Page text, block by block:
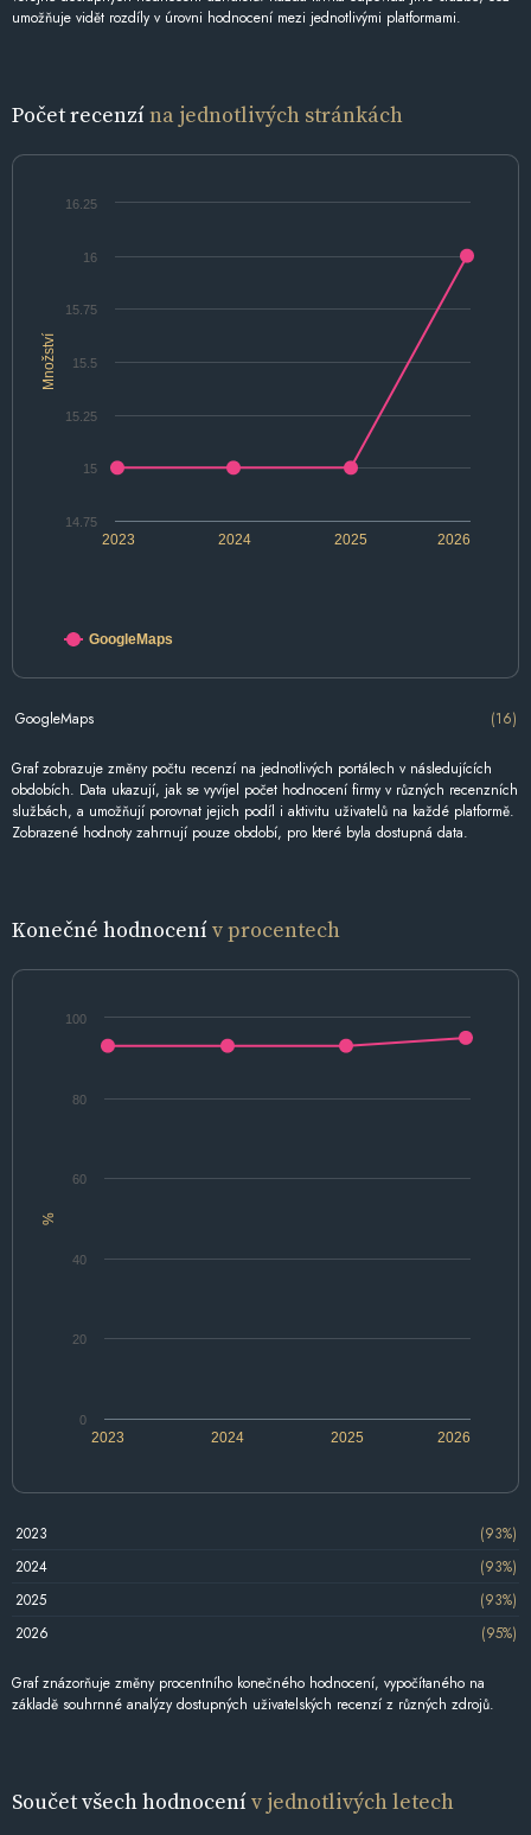
umožňuje vidět rozdíly v úrovni hodnocení mezi jednotlivými platformami.
Počet recenzína jednotlivých stránkách
Množství
2024 2026
2023 2025
14.75
15
15.25
15.5
15.75
16
16.25
GoogleMaps
GoogleMaps (16)
Graf zobrazuje změny počtu recenzí na jednotlivých portálech v následujících
obdobích. Data ukazují, jak se vyvíjel počet hodnocení firmy v různých recenzních
službách, a umožňují porovnat jejich podíl i aktivitu uživatelů na každé platformě.
Zobrazené hodnoty zahrnují pouze období, pro které byla dostupná data.
Konečné hodnocenív procentech
%
2024 2026
2023 2025
0
20
40
60
80
100
2023
(93%)
2024
(93%)
2025
(93%)
2026
(95%)
Graf znázorňuje změny procentního konečného hodnocení, vypočítaného na
základě souhrnné analýzy dostupných uživatelských recenzí z různých zdrojů.
Součet všech hodnocenív jednotlivých letech